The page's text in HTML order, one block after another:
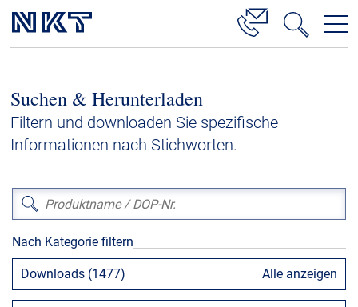
Hochspannung
Kabelservice
Niederspannung
Kabelgarnituren
Referenzen
Downloads
Suchen & Herunterladen
Filtern und downloaden Sie spezifische
Informationen nach Stichworten.
Nach Kategorie filtern
Downloads (1477) Alle anzeigen